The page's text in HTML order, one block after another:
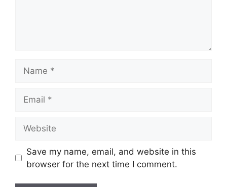
Save my name, email, and website in this
browser for the next time I comment.